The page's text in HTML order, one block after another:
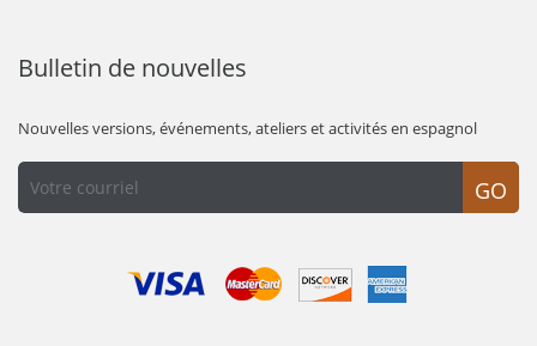
Bulletin de nouvelles
Nouvelles versions, événements, ateliers et activités en espagnol
GO